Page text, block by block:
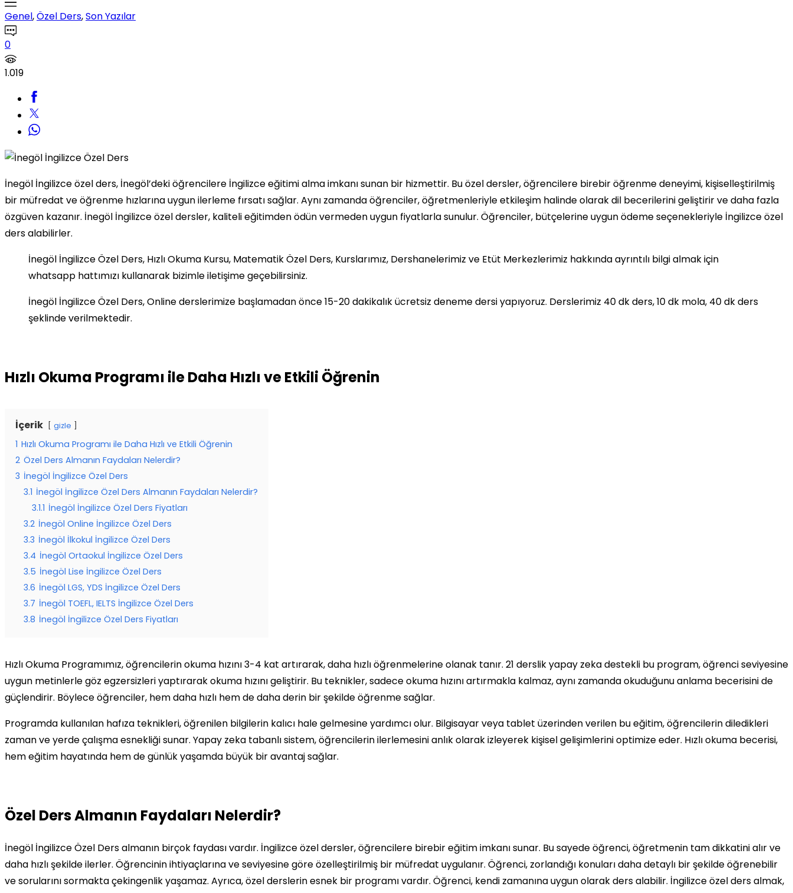
Genel,Özel Ders,Son Yazılar
0
1.019
İnegöl İngilizce özel ders, İnegöl’deki öğrencilere İngilizce eğitimi alma imkanı sunan bir hizmettir. Bu özel dersler, öğrencilere birebir öğrenme deneyimi, kişiselleştirilmiş
bir müfredat ve öğrenme hızlarına uygun ilerleme fırsatı sağlar. Aynı zamanda öğrenciler, öğretmenleriyle etkileşim halinde olarak dil becerilerini geliştirir ve daha fazla
özgüven kazanır. İnegöl İngilizce özel dersler, kaliteli eğitimden ödün vermeden uygun fiyatlarla sunulur. Öğrenciler, bütçelerine uygun ödeme seçenekleriyle İngilizce özel
ders alabilirler.
İnegöl İngilizce Özel Ders, Hızlı Okuma Kursu, Matematik Özel Ders, Kurslarımız, Dershanelerimiz ve Etüt Merkezlerimiz hakkında ayrıntılı bilgi almak için
whatsapp hattımızı kullanarak bizimle iletişime geçebilirsiniz.
İnegöl İngilizce Özel Ders, Online derslerimize başlamadan önce 15-20 dakikalık ücretsiz deneme dersi yapıyoruz. Derslerimiz 40 dk ders, 10 dk mola, 40 dk ders
şeklinde verilmektedir.
Hızlı Okuma Programı ile Daha Hızlı ve Etkili Öğrenin
İçerik gizle
1 Hızlı Okuma Programı ile Daha Hızlı ve Etkili Öğrenin
2 Özel Ders Almanın Faydaları Nelerdir?
3 İnegöl İngilizce Özel Ders
3.1 İnegöl İngilizce Özel Ders Almanın Faydaları Nelerdir?
3.1.1 İnegöl İngilizce Özel Ders Fiyatları
3.2 İnegöl Online İngilizce Özel Ders
3.3 İnegöl İlkokul İngilizce Özel Ders
3.4 İnegöl Ortaokul İngilizce Özel Ders
3.5 İnegöl Lise İngilizce Özel Ders
3.6 İnegöl LGS, YDS İngilizce Özel Ders
3.7 İnegöl TOEFL, IELTS İngilizce Özel Ders
3.8 İnegöl İngilizce Özel Ders Fiyatları
Hızlı Okuma Programımız, öğrencilerin okuma hızını 3-4 kat artırarak, daha hızlı öğrenmelerine olanak tanır. 21 derslik yapay zeka destekli bu program, öğrenci seviyesine
uygun metinlerle göz egzersizleri yaptırarak okuma hızını geliştirir. Bu teknikler, sadece okuma hızını artırmakla kalmaz, aynı zamanda okuduğunu anlama becerisini de
güçlendirir. Böylece öğrenciler, hem daha hızlı hem de daha derin bir şekilde öğrenme sağlar.
Programda kullanılan hafıza teknikleri, öğrenilen bilgilerin kalıcı hale gelmesine yardımcı olur. Bilgisayar veya tablet üzerinden verilen bu eğitim, öğrencilerin diledikleri
zaman ve yerde çalışma esnekliği sunar. Yapay zeka tabanlı sistem, öğrencilerin ilerlemesini anlık olarak izleyerek kişisel gelişimlerini optimize eder. Hızlı okuma becerisi,
hem eğitim hayatında hem de günlük yaşamda büyük bir avantaj sağlar.
Özel Ders Almanın Faydaları Nelerdir?
İnegöl İngilizce Özel Ders almanın birçok faydası vardır. İngilizce özel dersler, öğrencilere birebir eğitim imkanı sunar. Bu sayede öğrenci, öğretmenin tam dikkatini alır ve
daha hızlı şekilde ilerler. Öğrencinin ihtiyaçlarına ve seviyesine göre özelleştirilmiş bir müfredat uygulanır. Öğrenci, zorlandığı konuları daha detaylı bir şekilde öğrenebilir
ve sorularını sormakta çekingenlik yaşamaz. Ayrıca, özel derslerin esnek bir programı vardır. Öğrenci, kendi zamanına uygun olarak ders alabilir. İngilizce özel ders almak,